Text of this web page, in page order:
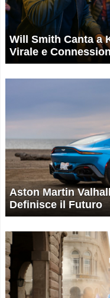
Will Smith Canta a
Virale e
Aston Martin
Definisce il Futuro